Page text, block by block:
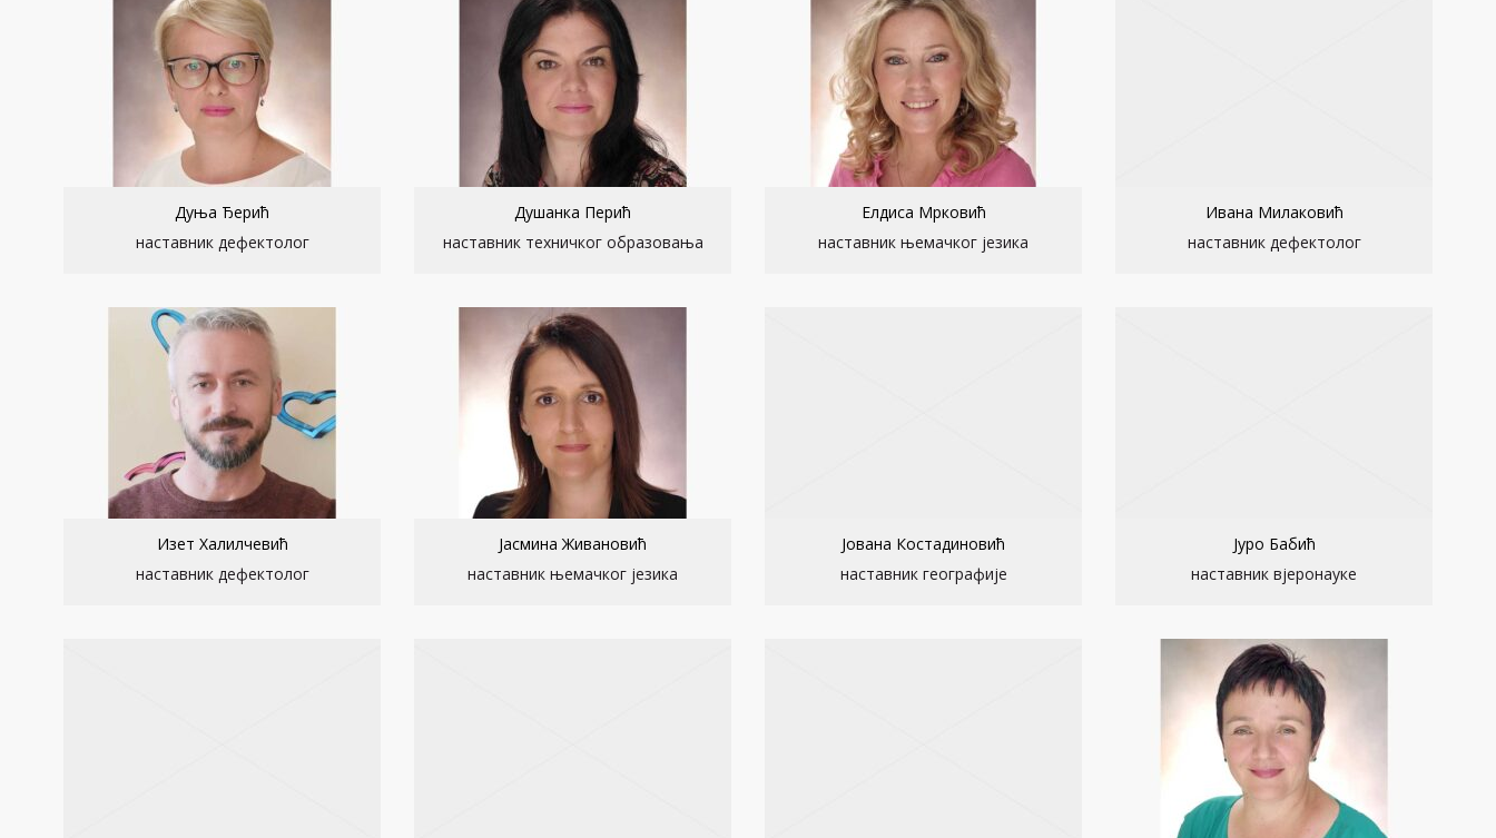
Дуња Ђерић
наставник дефектолог
Душанка Перић
наставник техничког образовања
Елдиса Мрковић
наставник њемачког језика
Ивана Милаковић
наставник дефектолог
Изет Халилчевић
наставник дефектолог
Јасмина Живановић
наставник њемачког језика
Јована Костадиновић
наставник географије
Јуро Бабић
наставник вјеронауке